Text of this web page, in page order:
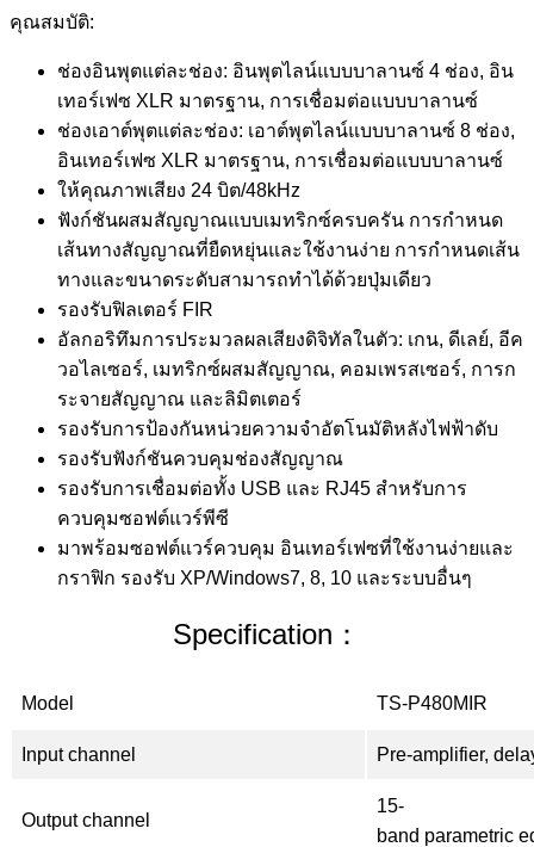
คุณสมบัติ:
ช่องอินพุตแต่ละช่อง: อินพุตไลน์แบบบาลานซ์ 4 ช่อง, อิน
เทอร์เฟซ XLR มาตรฐาน, การเชื่อมต่อแบบบาลานซ์
ช่องเอาต์พุตแต่ละช่อง: เอาต์พุตไลน์แบบบาลานซ์ 8 ช่อง,
อินเทอร์เฟซ XLR มาตรฐาน, การเชื่อมต่อแบบบาลานซ์
ให้คุณภาพเสียง 24 บิต/48kHz
ฟังก์ชันผสมสัญญาณแบบเมทริกซ์ครบครัน การกำหนด
เส้นทางสัญญาณที่ยืดหยุ่นและใช้งานง่าย การกำหนดเส้น
ทางและขนาดระดับสามารถทำได้ด้วยปุ่มเดียว
รองรับฟิลเตอร์ FIR
อัลกอริทึมการประมวลผลเสียงดิจิทัลในตัว: เกน, ดีเลย์, อีค
วอไลเซอร์, เมทริกซ์ผสมสัญญาณ, คอมเพรสเซอร์, การก
ระจายสัญญาณ และลิมิตเตอร์
รองรับการป้องกันหน่วยความจำอัตโนมัติหลังไฟฟ้าดับ
รองรับฟังก์ชันควบคุมช่องสัญญาณ
รองรับการเชื่อมต่อทั้ง USB และ RJ45 สำหรับการ
ควบคุมซอฟต์แวร์พีซี
มาพร้อมซอฟต์แวร์ควบคุม อินเทอร์เฟซที่ใช้งานง่ายและ
กราฟิก รองรับ XP/Windows7, 8, 10 และระบบอื่นๆ
Specification：
Model TS-P480MIR
Input channel Pre-amplifier,
Output channel
15-
band parametric